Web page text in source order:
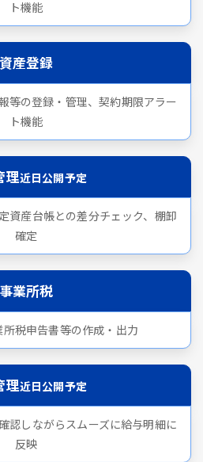
ト機能
資産登録
等の登録・管理、契約期限アラー
ト機能
理近日公開予定
資産台帳との差分チェック、棚卸
確定
事業所税
税申告書等の作成・出力
理近日公開予定
認しながらスムーズに給与明細に
反映